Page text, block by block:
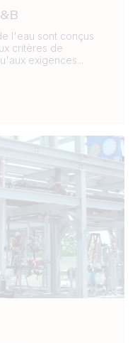
l'eau sont conçus
critères de
exigences...